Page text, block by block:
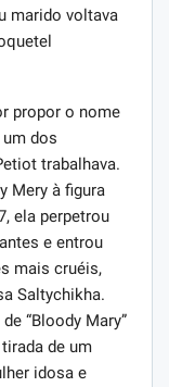
marido voltava
propor o nome
um dos
trabalhava.
Mery à figura
ela perpetrou
e entrou
mais cruéis,
Saltychikha.
“Bloody Mary”
de um
idosa e